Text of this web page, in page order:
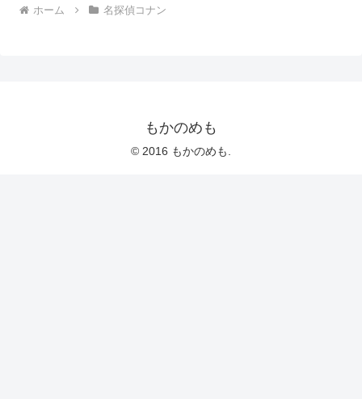
ホーム 名探偵コナン
もかのめも
© 2016 もかのめも.